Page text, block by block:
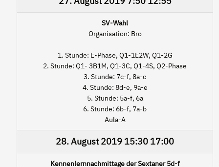
SV-Wahl
Organisation: Bro
1. Stunde: E-Phase, Q1-1E2W, Q1-2G
2. Stunde: Q1- 3B1M, Q1-3C, Q1-4S, Q2-Phase
3. Stunde: 7c-f, 8a-c
4. Stunde: 8d-e, 9a-e
5. Stunde: 5a-f, 6a
6. Stunde: 6b-f, 7a-b
Aula-A
28. August 2019 15:30 17:00
Kennenlernnachmittage der Sextaner 5d-f